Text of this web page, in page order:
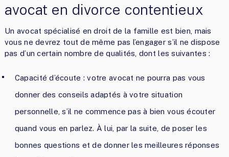
avocat en divorce contentieux
Un avocat spécialisé en droit de la famille est bien, mais
vous ne devrez tout de même pas l’engager s’il ne dispose
pas d’un certain nombre de qualités, dont les suivantes :
Capacité d’écoute : votre avocat ne pourra pas vous
donner des conseils adaptés à votre situation
personnelle, s’il ne commence pas à bien vous écouter
quand vous en parlez. À lui, par la suite, de poser les
bonnes questions et de donner les meilleures réponses